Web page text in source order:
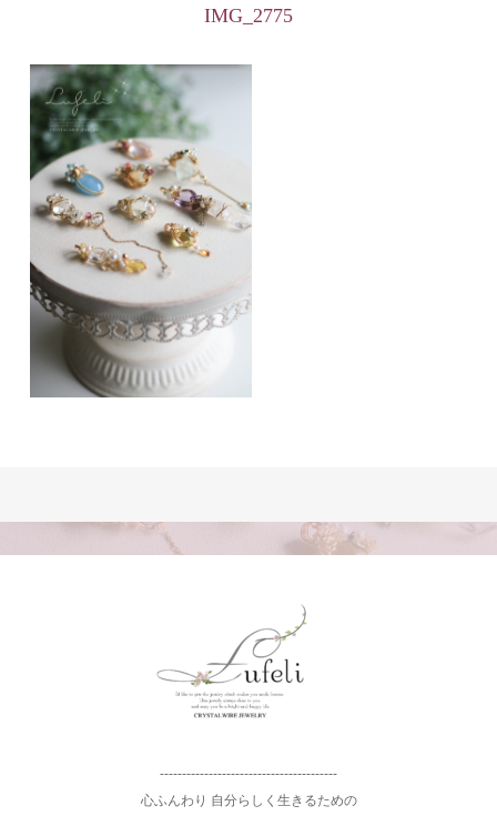
IMG_2775
----------------------------------------
心ふんわり 自分らしく生きるための